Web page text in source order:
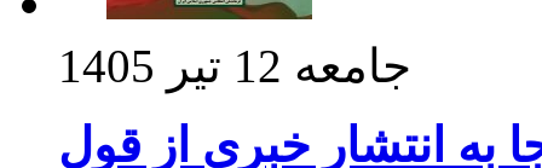
جامعه 12 تیر 1405
به انتشار خبری از قول